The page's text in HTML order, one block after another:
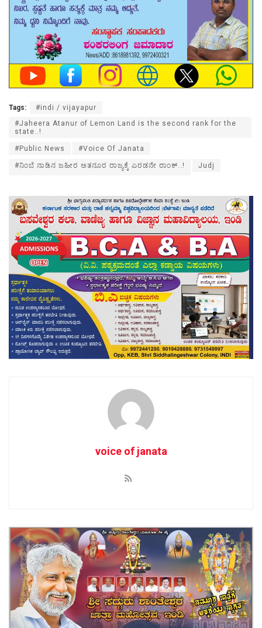
Tags:
#indi / vijayapur
#Jaheera Atanur of Lemon Land is the second rank for the
state..!
#Public News #Voice Of Janata
#ನಿಂಬೆ ನಾಡಿನ ಜಹೀರ ಅತನೂರ ರಾಜ್ಯಕ್ಕೆ ಎರಡನೇ ರಾಂಕ್..! Judj
voice of janata